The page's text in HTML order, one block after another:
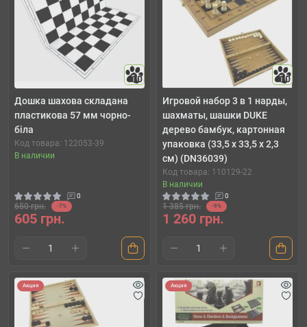
10
Дошка шахова складана
пластикова 57 мм чорно-
біла
Код товара: 122053-39
В наличии
0
650 грн. -7%
605 грн.
10
Игровой набор 3 в 1 нарды,
шахматы, шашки DUKE
дерево бамбук, картонная
упаковка (33,5 х 33,5 х 2,3
см) (DN36039)
Код товара: 110129-22
В наличии
0
1 385 грн. -9%
1 260 грн.
Акция Акция